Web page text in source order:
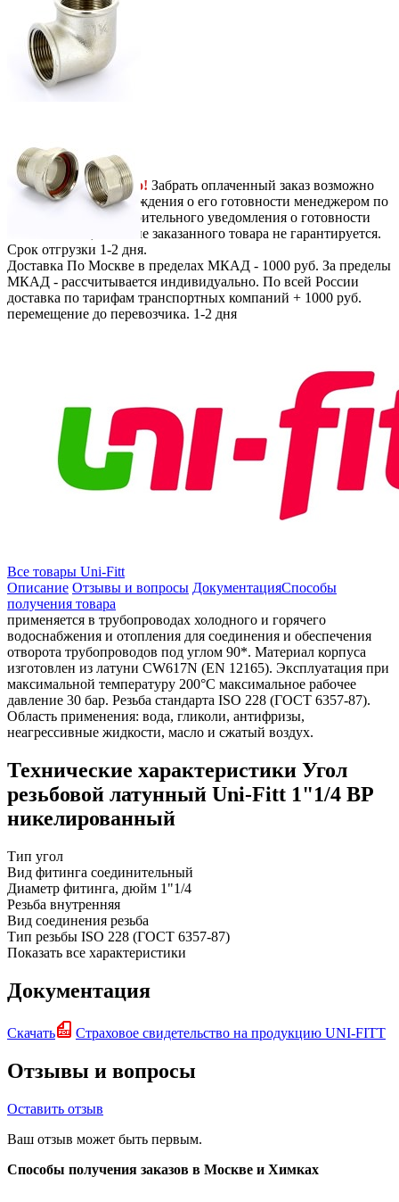
1252руб. / шт.
В корзину
СамовывозБесплатно! Забрать оплаченный заказ возможно
только после подтверждения о его готовности менеджером по
телефону. Без предварительного уведомления о готовности
вашего заказа, наличие заказанного товара не гарантируется.
Срок отгрузки 1-2 дня.
Доставка По Москве в пределах МКАД - 1000 руб. За пределы
МКАД - рассчитывается индивидуально. По всей России
доставка по тарифам транспортных компаний + 1000 руб.
перемещение до перевозчика. 1-2 дня
Все товары Uni-Fitt
Описание Отзывы и вопросы ДокументацияСпособы
получения товара
применяется в трубопроводах холодного и горячего
водоснабжения и отопления для соединения и обеспечения
отворота трубопроводов под углом 90*. Материал корпуса
изготовлен из латуни CW617N (EN 12165). Эксплуатация при
максимальной температуру 200°C максимальное рабочее
давление 30 бар. Резьба стандарта ISO 228 (ГОСТ 6357-87).
Область применения: вода, гликоли, антифризы,
неагрессивные жидкости, масло и сжатый воздух.
Технические характеристики Угол
резьбовой латунный Uni-Fitt 1"1/4 ВР
никелированный
Тип угол
Вид фитинга соединительный
Диаметр фитинга, дюйм 1"1/4
Резьба внутренняя
Вид соединения резьба
Тип резьбы ISO 228 (ГОСТ 6357-87)
Показать все характеристики
Документация
Скачать Страховое свидетельство на продукцию UNI-FITT
Отзывы и вопросы
Оставить отзыв
Ваш отзыв может быть первым.
Способы получения заказов в Москве и Химках